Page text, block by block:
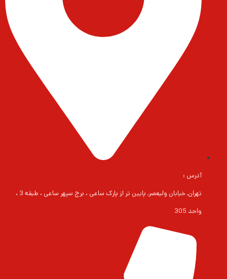
آدرس :
تهران, خیابان ولیعصر, پایین تر از پارک ساعی ، برج سپهر ساعی ، طبقه 3 ،
واحد 305